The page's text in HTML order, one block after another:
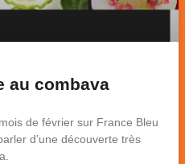
au combava
de février sur France Bleu
d’une découverte très